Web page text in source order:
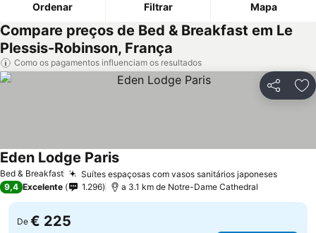
Ordenar Filtrar Mapa
Compare preços de Bed & Breakfast em Le
Plessis-Robinson, França
Como os pagamentos influenciam os resultados
Partilhar
Bed & Breakfast Suítes espaçosas com vasos sanitários japoneses
Eden Lodge Paris
9,4 Excelente 1.296 a 3.1 km de Notre-Dame Cathedral
De € 225